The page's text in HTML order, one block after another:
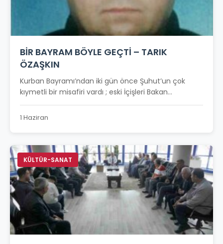
BİR BAYRAM BÖYLE GEÇTİ – TARIK
ÖZAŞKIN
Kurban Bayramı’ndan iki gün önce Şuhut’un çok
kıymetli bir misafiri vardı ; eski İçişleri Bakan...
1 Haziran
KÜLTÜR-SANAT